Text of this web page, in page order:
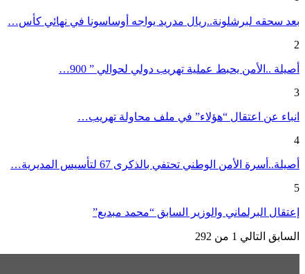
بعد سحقه لبرشلونة..ريال مدريد يواجه أوساسونا في نهائي كأس…
2
أصيلة ..الأمن يحبط عملية تهريب دولي لحوالي ” 900…
3
انباء عن اعتقال “هؤلاء” في ملف محاولة تهريب…
4
أصيلة..أسرة الأمن الوطني تحتفي بالذكرى 67 لتأسيس المديرية…
5
إعتقال البرلماني والوزير السابق “محمد مبديع”
السابق التالي 1 من 292